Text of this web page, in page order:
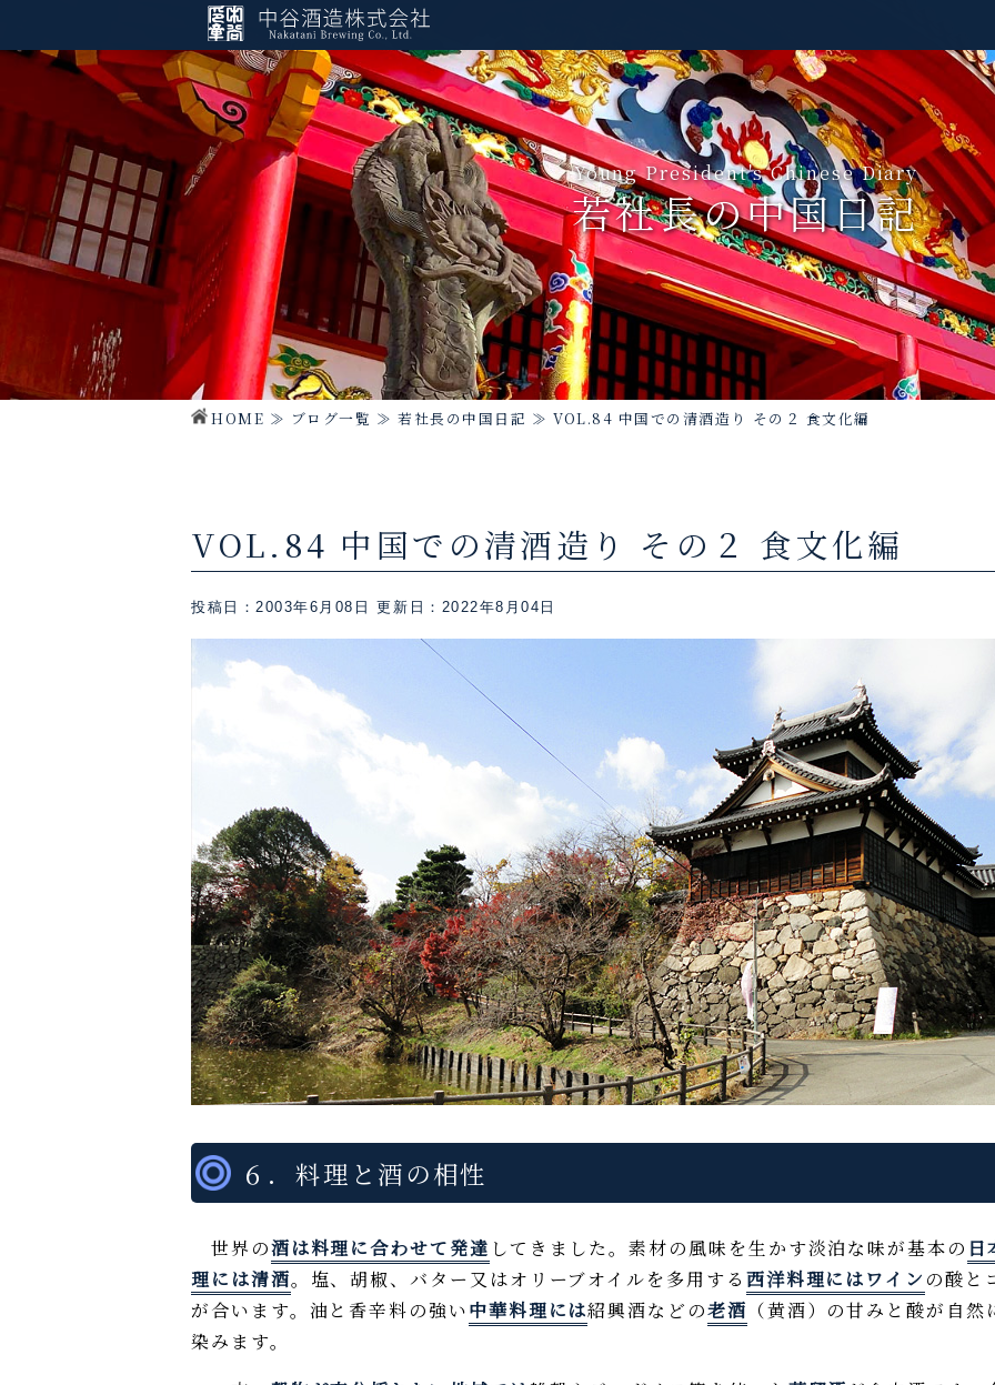
Young President's Chinese Diary
若社長の中国日記
HOME ≫ ブログ一覧 ≫若社長の中国日記 ≫ VOL.84 中国での清酒造り その２ 食文化編
VOL.84 中国での清酒造り その２ 食文化編
投稿日：2003年6月08日 更新日：2022年8月04日
６．料理と酒の相性
世界の酒は料理に合わせて発達 してきました。素材の風味を生かす淡泊な味が基本の 日
理には清酒。塩、胡椒、バター又はオリーブオイルを多用する 西洋料理にはワイン の酸と
が合います。油と香辛料の強い中華料理には紹興酒などの老酒 （黄酒）の甘みと酸が自然
染みます。